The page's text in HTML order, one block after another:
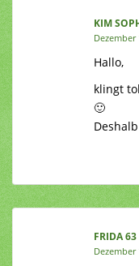
KIM
Dezember
Hallo,
klingt
🙂
FRIDA 63
Dezember